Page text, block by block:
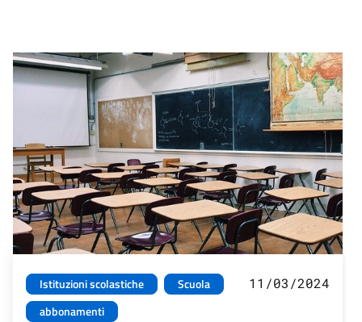
Istituzioni scolastiche
Scuola
abbonamenti
11/03/2024